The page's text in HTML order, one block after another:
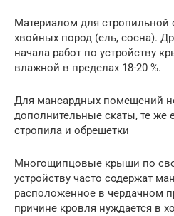
Материалом для стропильной
хвойных пород (ель, сосна).
начала работ по устройству
влажной в пределах 18-20 %.
Для мансардных помещений
дополнительные скаты, те же
стропила и обрешетки
Многощипцовые крыши по
устройству часто содержат
расположенное в чердачном
причине кровля нуждается в